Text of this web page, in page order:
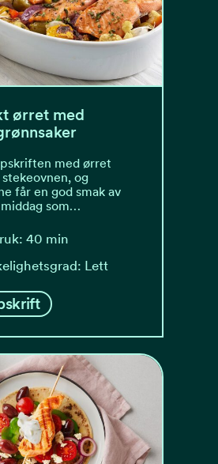
ørret med
med ørret
og
får en god smak av
som…
40 min
Lett